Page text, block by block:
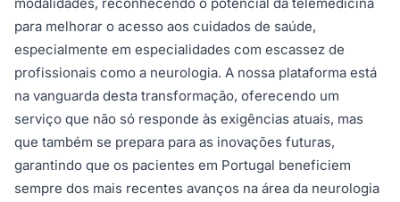
para melhorar o acesso aos cuidados de saúde,
especialmente em especialidades com escassez de
profissionais como a neurologia. A nossa plataforma está
na vanguarda desta transformação, oferecendo um
serviço que não só responde às exigências atuais, mas
que também se prepara para as inovações futuras,
garantindo que os pacientes em Portugal beneficiem
sempre dos mais recentes avanços na área da neurologia